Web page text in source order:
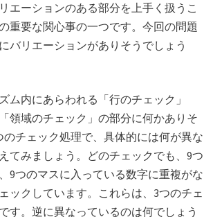
エーションのある部分を上手く扱うこ
重要な関心事の一つです。今回の問題
バリエーションがありそうでしょう
ム内にあらわれる「行のチェック」
領域のチェック」の部分に何かありそ
のチェック処理で、具体的には何が異な
てみましょう。どのチェックでも、9つ
9つのマスに入っている数字に重複がな
ックしています。これらは、3つのチェ
す。逆に異なっているのは何でしょう